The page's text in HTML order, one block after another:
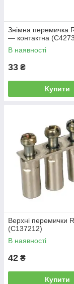
Знімна перемичка
— контактна
В наявності
33 ₴
Купити
Верхні перемички
(C137212)
В наявності
42 ₴
Купити